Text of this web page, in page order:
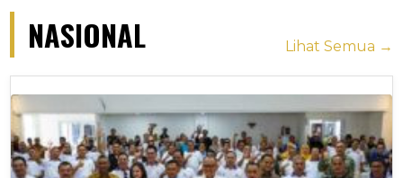
NASIONAL Lihat Semua →